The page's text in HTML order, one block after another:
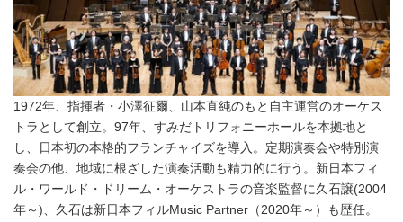
1972年、指揮者・小澤征爾、山本直純のもと自主運営のオーケス
トラとして創立。97年、すみだトリフォニーホールを本拠地と
し、日本初の本格的フランチャイズを導入。定期演奏会や特別演
奏会の他、地域に根ざした演奏活動も精力的に行う。新日本フィ
ル・ワールド・ドリーム・オーケストラの音楽監督に久石譲(2004
年～)、久石は新日本フィルMusic Partner（2020年～）も歴任。